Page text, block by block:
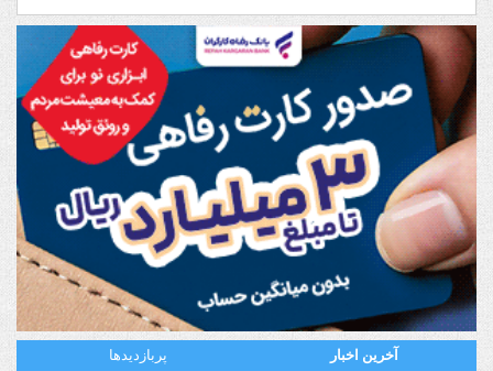
آخرین اخبار پربازدیدها